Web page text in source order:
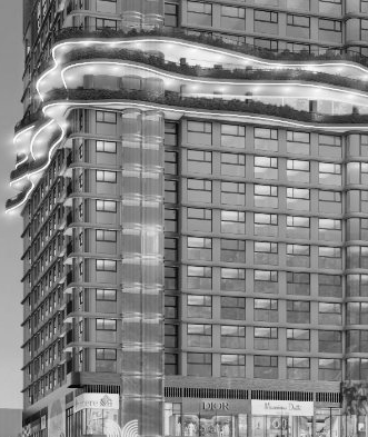
Welcome to
Top các nhà tư vấn thiết kế hàng đầu
Xem thêm